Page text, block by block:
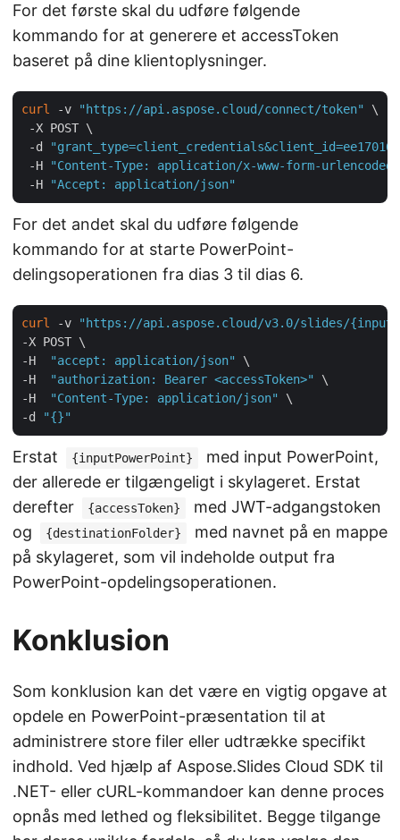
For det første skal du udføre følgende
kommando for at generere et accessToken
baseret på dine klientoplysninger.
curl -v "https://api.aspose.cloud/connect/token"
\
-X POST \
-d
-H
"Content-Type: application/x-www-form-urlencoded"
-H
"Accept: application/json"
For det andet skal du udføre følgende
kommando for at starte PowerPoint-
delingsoperationen fra dias 3 til dias 6.
curl -v
"https://api.aspose.cloud/v3.0/slides/
-X POST \
-H
"accept: application/json"
\
-H
"authorization: Bearer <accessToken>"
\
-H
"Content-Type: application/json"
\
-d
"{}"
Erstat {inputPowerPoint}
med input PowerPoint,
der allerede er tilgængeligt i skylageret. Erstat
derefter
{accessToken}
med JWT-adgangstoken
og
{destinationFolder}
med navnet på en mappe
på skylageret, som vil indeholde output fra
PowerPoint-opdelingsoperationen.
Konklusion
Som konklusion kan det være en vigtig opgave at
opdele en PowerPoint-præsentation til at
administrere store filer eller udtrække specifikt
indhold. Ved hjælp af Aspose.Slides Cloud SDK til
.NET- eller cURL-kommandoer kan denne proces
opnås med lethed og fleksibilitet. Begge tilgange